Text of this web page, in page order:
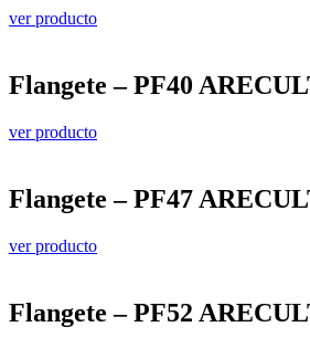
ver producto
Flangete – PF40
ver producto
Flangete – PF47
ver producto
Flangete – PF52